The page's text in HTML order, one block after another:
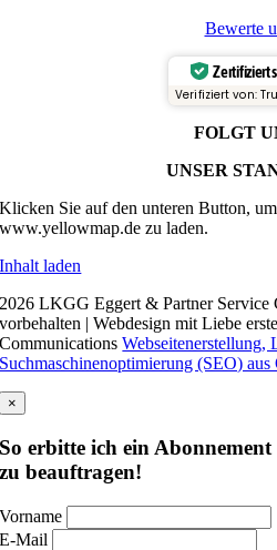
Bewerte
Zertifiziert
Verifiziert von:
FOLGT
UNSER
Klicken Sie auf den unteren Button,
www.yellowmap.de zu laden.
Inhalt laden
2026 LKGG Eggert & Partner Service
vorbehalten | Webdesign mit Liebe
CommunicationsWebseitenerstellung,
Suchmaschinenoptimierung (SEO) aus
×
So erbitte ich ein
zu beauftragen!
Vorname
E-Mail